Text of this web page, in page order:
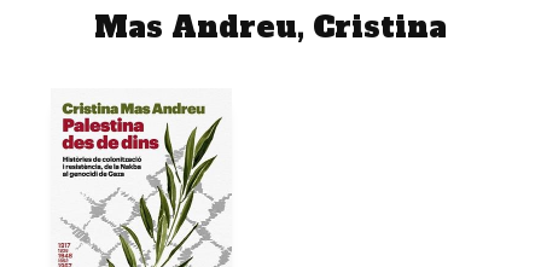
Mas Andreu, Cristina